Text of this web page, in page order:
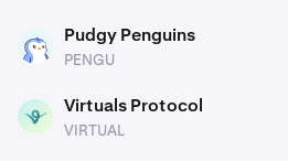
PENGU Pudgy Penguins
PENGU
VIRTUAL Virtuals Protocol
VIRTUAL